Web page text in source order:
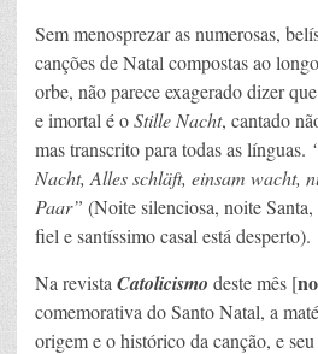
Sem menosprezar as numerosas,
canções de Natal compostas ao
orbe, não parece exagerado dizer
e imortal é oStille Nacht, cantado
mas transcrito para todas as línguas.
Nacht, Alles schläft, einsam wacht,
Paar” (Noite silenciosa, noite
fiel e santíssimo casal está desperto).
Na revista Catolicismo deste mês [
comemorativa do Santo Natal, a
origem e o histórico da canção, e